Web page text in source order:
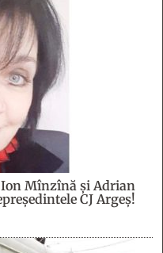
Ion Mînzînă şi Adrian
CJ Argeş!